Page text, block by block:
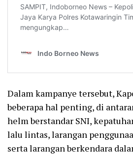
Dalam kampanye tersebut,
beberapa hal penting, di
helm berstandar SNI,
lalu lintas, larangan
serta larangan berkendara